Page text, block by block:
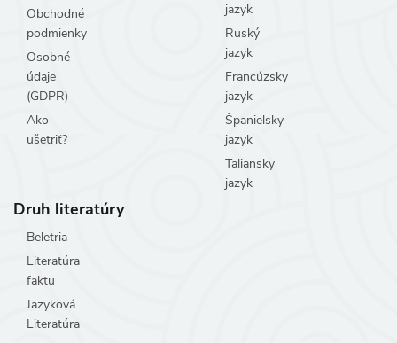
Obchodné
podmienky
Osobné
údaje
(GDPR)
Ako
ušetriť?
jazyk
Ruský
jazyk
Francúzsky
jazyk
Španielsky
jazyk
Taliansky
jazyk
Druh literatúry
Beletria
Literatúra
faktu
Jazyková
Literatúra